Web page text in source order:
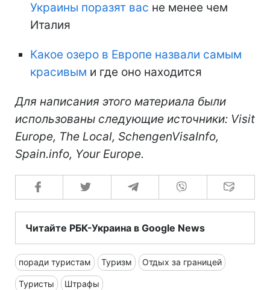
Украины поразят вас не менее чем
Италия
Какое озеро в Европе назвали самым
красивым и где оно находится
Для написания этого материала были
использованы следующие источники: Visit
Europe, The Local, SchengenVisaInfo,
Spain.info, Your Europe.
Читайте РБК-Украина в Google News
поради туристам Туризм Отдых за границей
Туристы Штрафы